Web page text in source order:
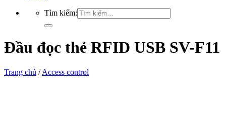
Tìm kiếm:
Đầu đọc thẻ RFID USB SV-F11
Trang chủ / Access control